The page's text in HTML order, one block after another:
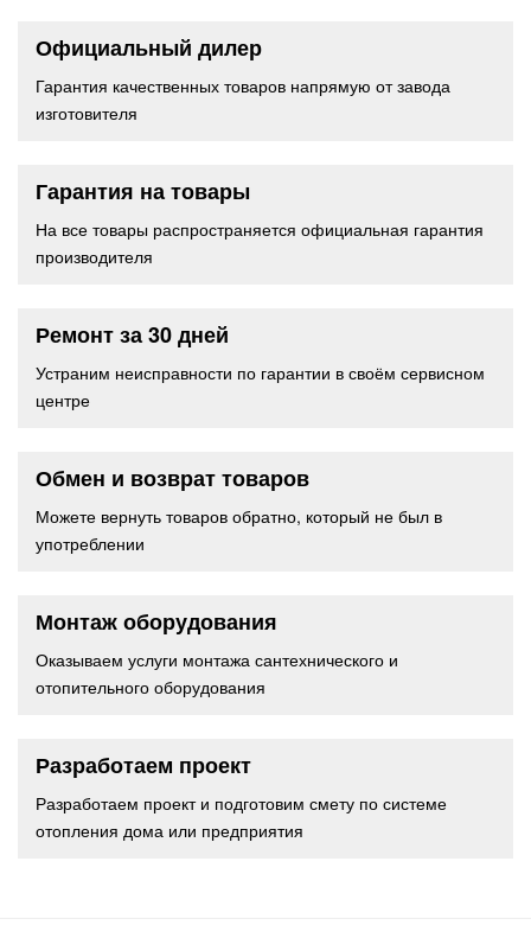
Официальный дилер
Гарантия качественных товаров напрямую от завода
изготовителя
Гарантия на товары
На все товары распространяется официальная гарантия
производителя
Ремонт за 30 дней
Устраним неисправности по гарантии в своём сервисном
центре
Обмен и возврат товаров
Можете вернуть товаров обратно, который не был в
употреблении
Монтаж оборудования
Оказываем услуги монтажа сантехнического и
отопительного оборудования
Разработаем проект
Разработаем проект и подготовим смету по системе
отопления дома или предприятия